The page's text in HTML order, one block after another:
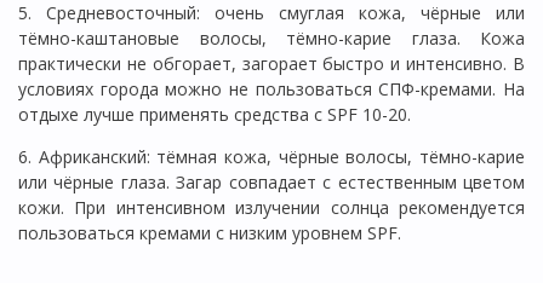
5. Средневосточный: очень смуглая кожа, чёрные или
тёмно-каштановые волосы, тёмно-карие глаза. Кожа
практически не обгорает, загорает быстро и интенсивно. В
условиях города можно не пользоваться СПФ-кремами. На
отдыхе лучше применять средства с SPF 10-20.
6. Африканский: тёмная кожа, чёрные волосы, тёмно-карие
или чёрные глаза. Загар совпадает с естественным цветом
кожи. При интенсивном излучении солнца рекомендуется
пользоваться кремами с низким уровнем SPF.